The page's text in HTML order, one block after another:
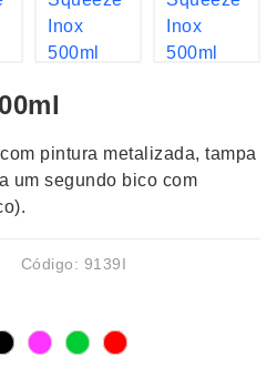
pintura metalizada, tampa
um segundo bico com
Código: 9139I